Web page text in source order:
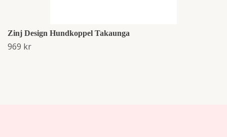
Zinj Design Hundkoppel Takaunga
969 kr